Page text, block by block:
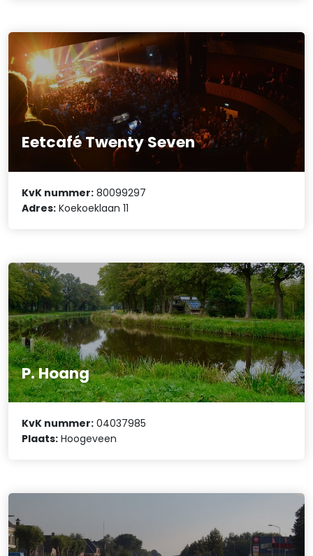
Eetcafé Twenty Seven
KvK nummer: 80099297
Adres: Koekoeklaan 11
P. Hoang
KvK nummer: 04037985
Plaats: Hoogeveen